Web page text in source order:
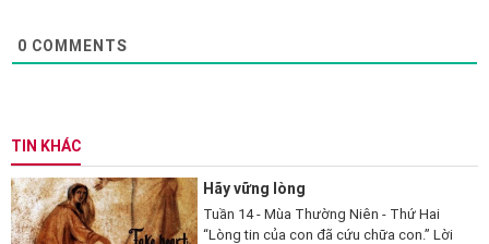
0 COMMENTS
TIN KHÁC
Hãy vững lòng
Tuần 14 - Mùa Thường Niên - Thứ Hai
“Lòng tin của con đã cứu chữa con.” Lời